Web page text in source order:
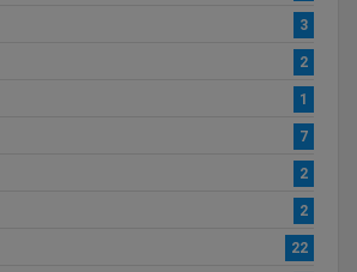
3
2
1
7
2
2
22